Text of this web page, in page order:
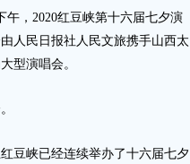
，2020红豆峡第十六届七夕演
人民日报社人民文旅携手山西太
型演唱会。
豆峡已经连续举办了十六届七夕